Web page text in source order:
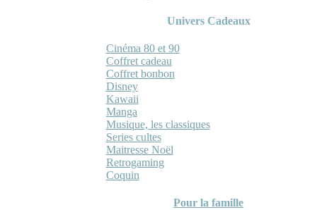
Univers Cadeaux
Cinéma 80 et 90
Coffret cadeau
Coffret bonbon
Disney
Kawaii
Manga
Musique, les classiques
Series cultes
Maitresse Noël
Retrogaming
Coquin
Pour la famille